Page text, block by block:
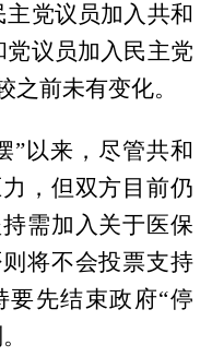
党议员加入共和
议员加入民主党
之前未有变化。
”以来，尽管共和
，但双方目前仍
需加入关于医保
将不会投票支持
要先结束政府“停